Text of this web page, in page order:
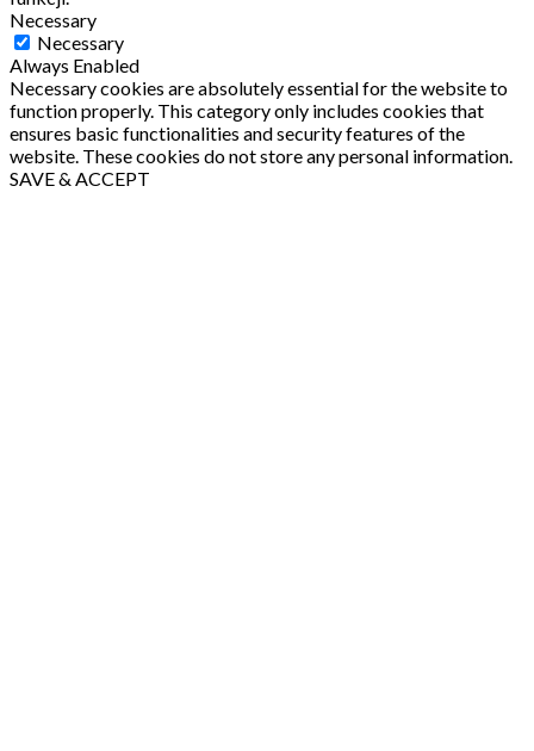
Necessary
Necessary
Always Enabled
Necessary cookies are absolutely essential for the website to
function properly. This category only includes cookies that
ensures basic functionalities and security features of the
website. These cookies do not store any personal information.
SAVE & ACCEPT